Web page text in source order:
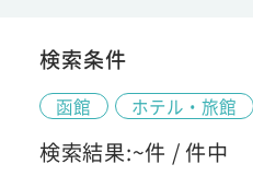
検索条件
函館 ホテル・旅館
検索結果:~件 /件中